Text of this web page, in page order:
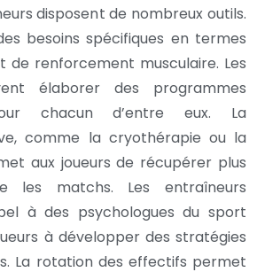
disposent de nombreux outils.
besoins spécifiques en termes
de renforcement musculaire. Les
élaborer des programmes
chacun d’entre eux. La
comme la cryothérapie ou la
aux joueurs de récupérer plus
les matchs. Les entraîneurs
à des psychologues du sport
à développer des stratégies
La rotation des effectifs permet